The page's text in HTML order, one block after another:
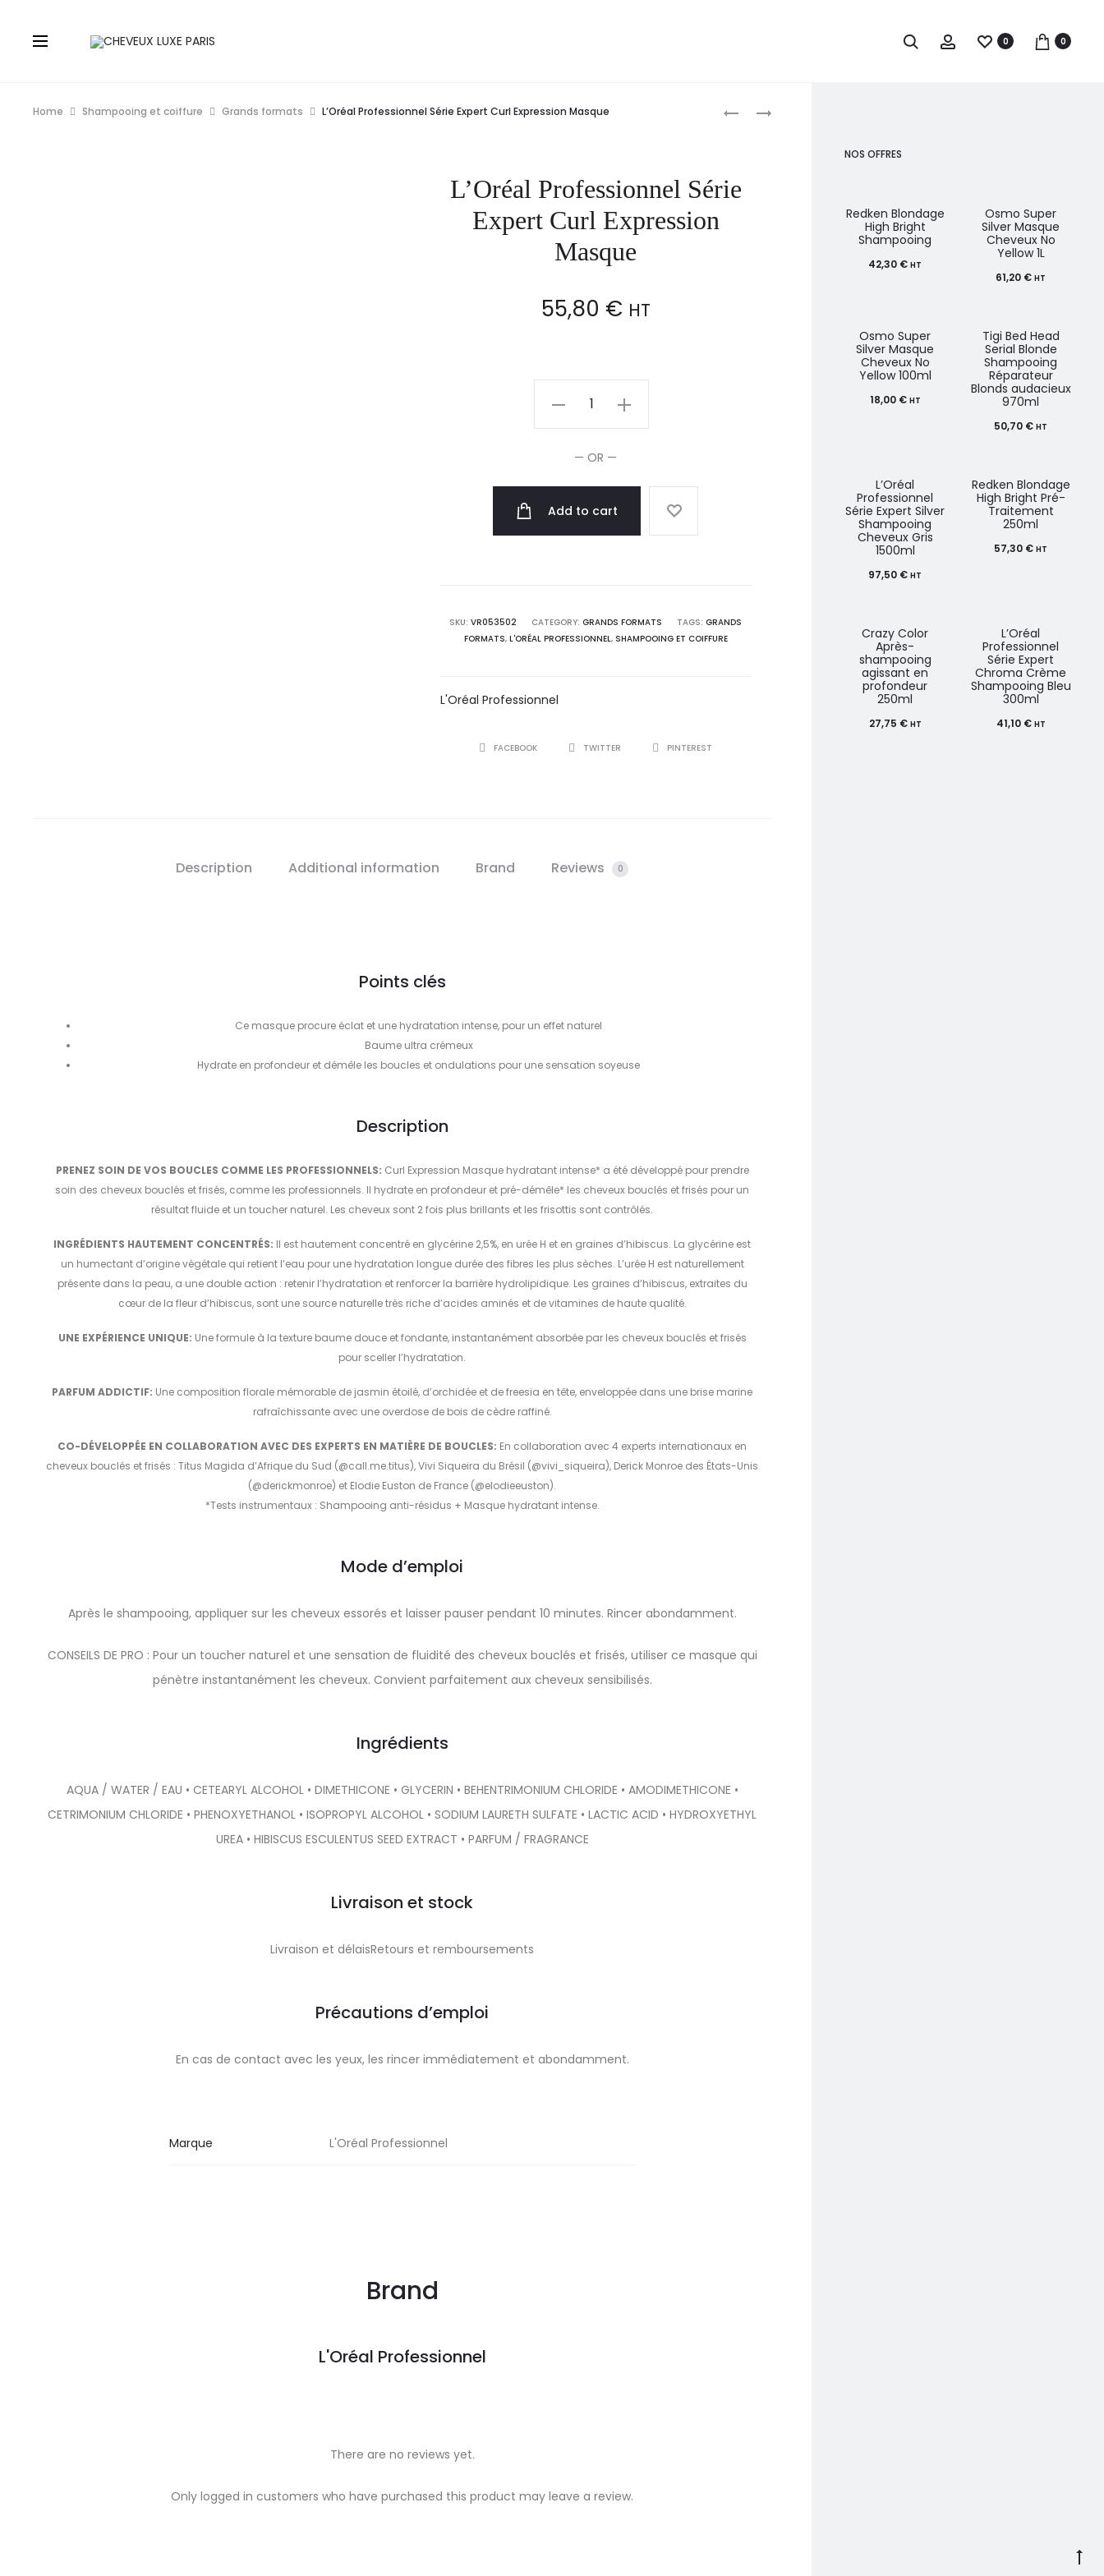
0 0
Product
navigation
L’ORÉAL
INFORCER
EUGENE
4
Home Shampooing et coiffure Grands formats L’Oréal Professionnel Série Expert Curl Expression Masque
L’Oréal Professionnel Série
Expert Curl Expression
Masque
55,80 € HT
Curl
Expression
Masque
— OR —
Add to cart
SKU:VR053502 CATEGORY:GRANDS FORMATS TAGS:GRANDS
FORMATS, L'ORÉAL PROFESSIONNEL, SHAMPOOING ET COIFFURE
L'Oréal Professionnel
SHAREFACEBOOK TWITTER PINTEREST
Description Additional information Brand Reviews 0
Points clés
Ce masque procure éclat et une hydratation intense, pour un effet naturel
Baume ultra crémeux
Hydrate en profondeur et démêle les boucles et ondulations pour une sensation soyeuse
Description
PRENEZ SOIN DE VOS BOUCLES COMME LES PROFESSIONNELS: Curl Expression Masque hydratant intense* a été développé pour prendre
soin des cheveux bouclés et frisés, comme les professionnels. Il hydrate en profondeur et pré-démêle* les cheveux bouclés et frisés pour un
résultat fluide et un toucher naturel. Les cheveux sont 2 fois plus brillants et les frisottis sont contrôlés.
INGRÉDIENTS HAUTEMENT CONCENTRÉS: Il est hautement concentré en glycérine 2,5%, en urée H et en graines d’hibiscus. La glycérine est
un humectant d’origine végétale qui retient l’eau pour une hydratation longue durée des fibres les plus sèches. L’urée H est naturellement
présente dans la peau, a une double action : retenir l’hydratation et renforcer la barrière hydrolipidique. Les graines d’hibiscus, extraites du
cœur de la fleur d’hibiscus, sont une source naturelle très riche d’acides aminés et de vitamines de haute qualité.
UNE EXPÉRIENCE UNIQUE: Une formule à la texture baume douce et fondante, instantanément absorbée par les cheveux bouclés et frisés
pour sceller l’hydratation.
PARFUM ADDICTIF: Une composition florale mémorable de jasmin étoilé, d’orchidée et de freesia en tête, enveloppée dans une brise marine
rafraîchissante avec une overdose de bois de cèdre raffiné.
CO-DÉVELOPPÉE EN COLLABORATION AVEC DES EXPERTS EN MATIÈRE DE BOUCLES: En collaboration avec 4 experts internationaux en
cheveux bouclés et frisés : Titus Magida d’Afrique du Sud (@call.me.titus), Vivi Siqueira du Brésil (@vivi_siqueira), Derick Monroe des États-Unis
(@derickmonroe) et Elodie Euston de France (@elodieeuston).
*Tests instrumentaux : Shampooing anti-résidus + Masque hydratant intense.
Mode d’emploi
Après le shampooing, appliquer sur les cheveux essorés et laisser pauser pendant 10 minutes. Rincer abondamment.
CONSEILS DE PRO : Pour un toucher naturel et une sensation de fluidité des cheveux bouclés et frisés, utiliser ce masque qui
pénètre instantanément les cheveux. Convient parfaitement aux cheveux sensibilisés.
Ingrédients
AQUA / WATER / EAU • CETEARYL ALCOHOL • DIMETHICONE • GLYCERIN • BEHENTRIMONIUM CHLORIDE • AMODIMETHICONE •
CETRIMONIUM CHLORIDE • PHENOXYETHANOL • ISOPROPYL ALCOHOL • SODIUM LAURETH SULFATE • LACTIC ACID • HYDROXYETHYL
UREA • HIBISCUS ESCULENTUS SEED EXTRACT • PARFUM / FRAGRANCE
Livraison et stock
Livraison et délaisRetours et remboursements
Précautions d’emploi
En cas de contact avec les yeux, les rincer immédiatement et abondamment.
Marque L'Oréal Professionnel
Brand
L'Oréal Professionnel
R
There are no reviews yet.
Only logged in customers who have purchased this product may leave a review.
NOS OFFRES
Redken Blondage
High Bright
Shampooing
42,30 € HT
Osmo Super
Silver Masque
Cheveux No
Yellow 1L
61,20 € HT
Osmo Super
Silver Masque
Cheveux No
Yellow 100ml
18,00 € HT
Tigi Bed Head
Serial Blonde
Shampooing
Réparateur
Blonds audacieux
970ml
50,70 € HT
L’Oréal
Professionnel
Série Expert Silver
Shampooing
Cheveux Gris
1500ml
97,50 € HT
Redken Blondage
High Bright Pré-
Traitement
250ml
57,30 € HT
Crazy Color
Après-
shampooing
agissant en
profondeur
250ml
27,75 € HT
L’Oréal
Professionnel
Série Expert
Chroma Crème
Shampooing Bleu
300ml
41,10 € HT